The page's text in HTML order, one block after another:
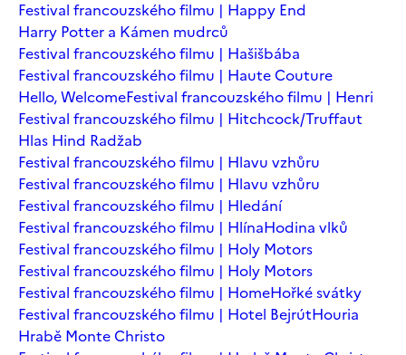
Festival francouzského filmu | Happy End
Harry Potter a Kámen mudrců
Festival francouzského filmu | Hašišbába
Festival francouzského filmu | Haute Couture
Hello, WelcomeFestival francouzského filmu | Henri
Festival francouzského filmu | Hitchcock/Truffaut
Hlas Hind Radžab
Festival francouzského filmu | Hlavu vzhůru
Festival francouzského filmu | Hlavu vzhůru
Festival francouzského filmu | Hledání
Festival francouzského filmu | HlínaHodina vlků
Festival francouzského filmu | Holy Motors
Festival francouzského filmu | Holy Motors
Festival francouzského filmu | HomeHořké svátky
Festival francouzského filmu | Hotel BejrútHouria
Hrabě Monte Christo